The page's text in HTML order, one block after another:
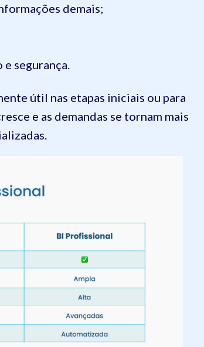
demais;
segurança.
útil nas etapas iniciais ou para
e as demandas se tornam mais